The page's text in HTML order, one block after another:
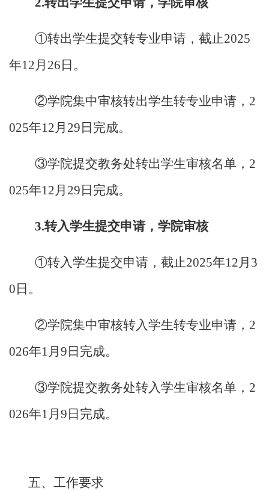
①转出学生提交转专业申请，截止2025
年12月26日。
②学院集中审核转出学生转专业申请，2
025年12月29日完成。
③学院提交教务处转出学生审核名单，2
025年12月29日完成。
3.转入学生提交申请，学院审核
①转入学生提交申请，截止2025年12月3
0日。
②学院集中审核转入学生转专业申请，2
026年1月9日完成。
③学院提交教务处转入学生审核名单，2
026年1月9日完成。
五、 工作要求